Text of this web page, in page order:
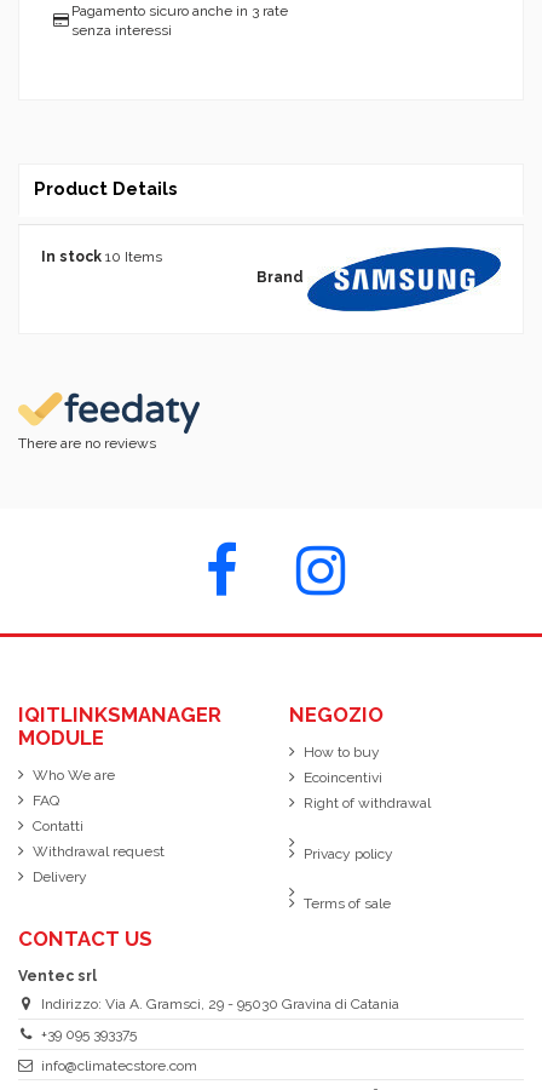
Pagamento sicuro anche in 3 rate
senza interessi
Product Details
Brand
In stock 10 Items
There are no reviews
IQITLINKSMANAGER
MODULE
Who We are
FAQ
Contatti
Withdrawal request
Delivery
NEGOZIO
How to buy
Ecoincentivi
Right of withdrawal
Privacy policy
Terms of sale
CONTACT US
Ventec srl
Indirizzo: Via A. Gramsci, 29 - 95030 Gravina di Catania
+39 095 393375
info@climatecstore.com